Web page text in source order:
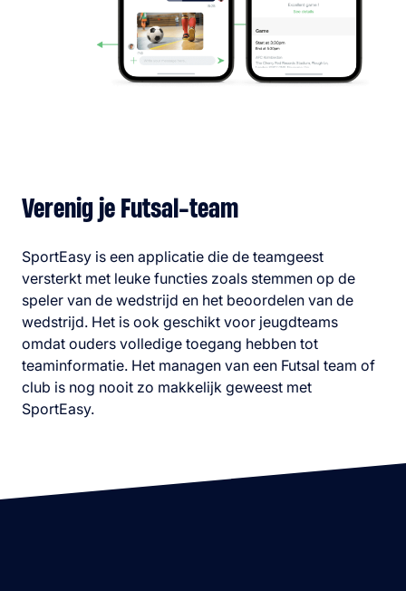
Verenig je Futsal-team
SportEasy is een applicatie die de teamgeest
versterkt met leuke functies zoals stemmen op de
speler van de wedstrijd en het beoordelen van de
wedstrijd. Het is ook geschikt voor jeugdteams
omdat ouders volledige toegang hebben tot
teaminformatie. Het managen van een Futsal team of
club is nog nooit zo makkelijk geweest met
SportEasy.